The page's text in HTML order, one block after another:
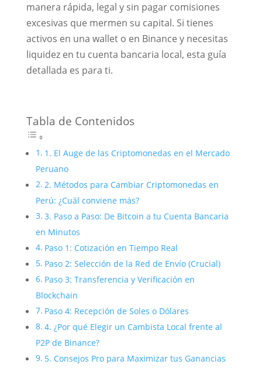
manera rápida, legal y sin pagar comisiones
excesivas que mermen su capital. Si tienes
activos en una wallet o en Binance y necesitas
liquidez en tu cuenta bancaria local, esta guía
detallada es para ti.
Tabla de Contenidos
1. El Auge de las Criptomonedas en el Mercado
Peruano
2. Métodos para Cambiar Criptomonedas en
Perú: ¿Cuál conviene más?
3. Paso a Paso: De Bitcoin a tu Cuenta Bancaria
en Minutos
Paso 1: Cotización en Tiempo Real
Paso 2: Selección de la Red de Envío (Crucial)
Paso 3: Transferencia y Verificación en
Blockchain
Paso 4: Recepción de Soles o Dólares
4. ¿Por qué Elegir un Cambista Local frente al
P2P de Binance?
5. Consejos Pro para Maximizar tus Ganancias